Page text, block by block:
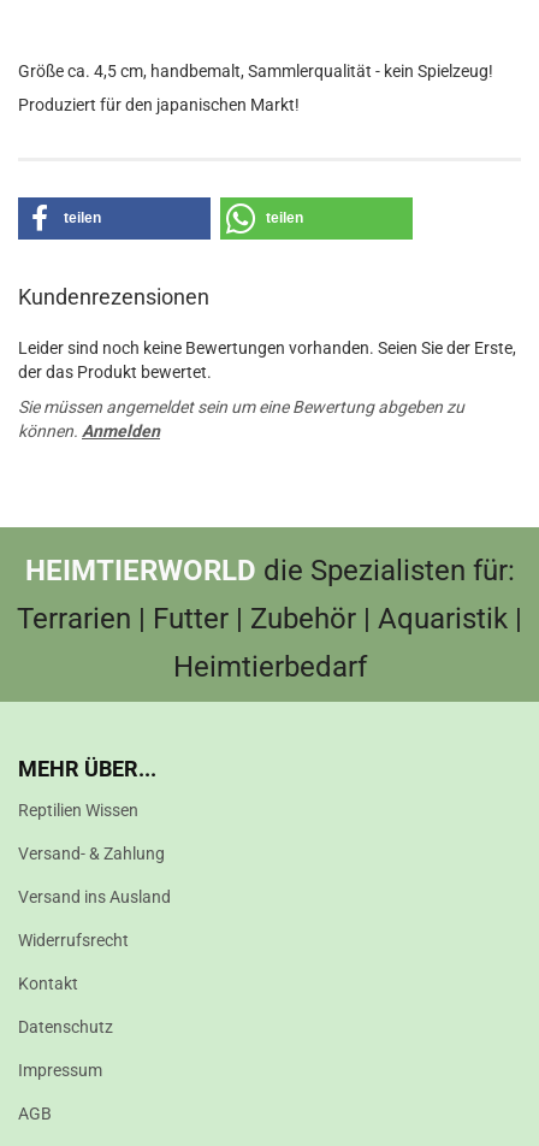
Größe ca. 4,5 cm, handbemalt, Sammlerqualität - kein Spielzeug!
Produziert für den japanischen Markt!
teilen teilen
Kundenrezensionen
Leider sind noch keine Bewertungen vorhanden. Seien Sie der Erste,
der das Produkt bewertet.
Sie müssen angemeldet sein um eine Bewertung abgeben zu
können. Anmelden
HEIMTIERWORLD die Spezialisten für:
Terrarien | Futter | Zubehör | Aquaristik |
Heimtierbedarf
MEHR ÜBER...
Reptilien Wissen
Versand- & Zahlung
Versand ins Ausland
Widerrufsrecht
Kontakt
Datenschutz
Impressum
AGB